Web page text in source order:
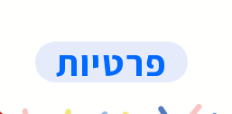
פרטיות